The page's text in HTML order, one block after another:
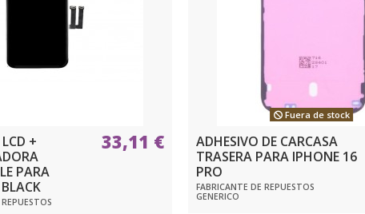
+
PARA
33,11 €
Fuera de stock
ADHESIVO DE CARCASA
TRASERA PARA IPHONE 16
PRO
FABRICANTE DE REPUESTOS
GENERICO